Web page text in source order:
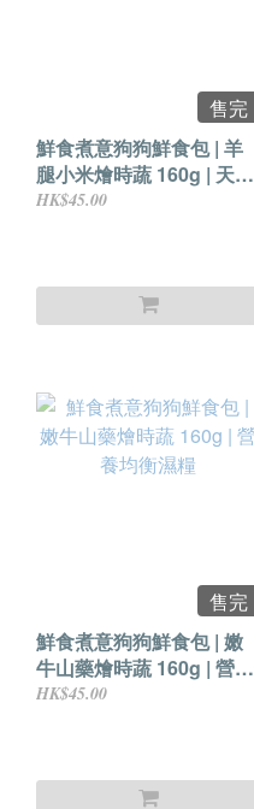
售完
鮮食煮意狗狗鮮食包 | 羊
腿小米燴時蔬 160g | 天然
營養濕糧
HK$45.00
售完
鮮食煮意狗狗鮮食包 | 嫩
牛山藥燴時蔬 160g | 營養
均衡濕糧
HK$45.00